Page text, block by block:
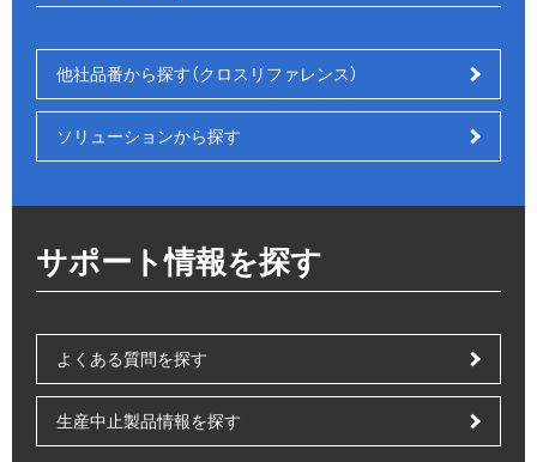
他社品番から探す（クロスリファレンス）
ソリューションから探す
サポート情報を探す
よくある質問を探す
生産中止製品情報を探す